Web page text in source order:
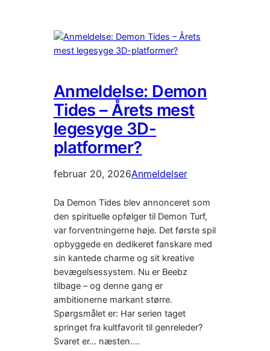
Anmeldelse: Demon
Tides – Årets mest
legesyge 3D-
platformer?
februar 20, 2026Anmeldelser
Da Demon Tides blev annonceret som
den spirituelle opfølger til Demon Turf,
var forventningerne høje. Det første spil
opbyggede en dedikeret fanskare med
sin kantede charme og sit kreative
bevægelsessystem. Nu er Beebz
tilbage – og denne gang er
ambitionerne markant større.
Spørgsmålet er: Har serien taget
springet fra kultfavorit til genreleder?
Svaret er… næsten.…